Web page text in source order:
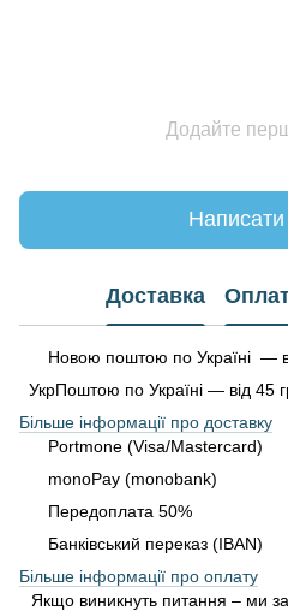
Додайте
Написати
Доставка
Новою поштою по Україні —
УкрПоштою по Україні — від 45
Більше інформації про доставку
Portmone (Visa/Mastercard)
monoPay (monobank)
Передоплата 50%
Банківський переказ (IBAN)
Більше інформації про оплату
Якщо виникнуть питання – ми